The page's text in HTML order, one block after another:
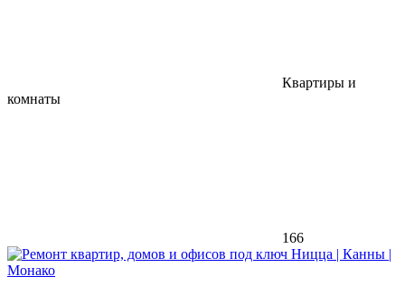
Квартиры и
комнаты
166